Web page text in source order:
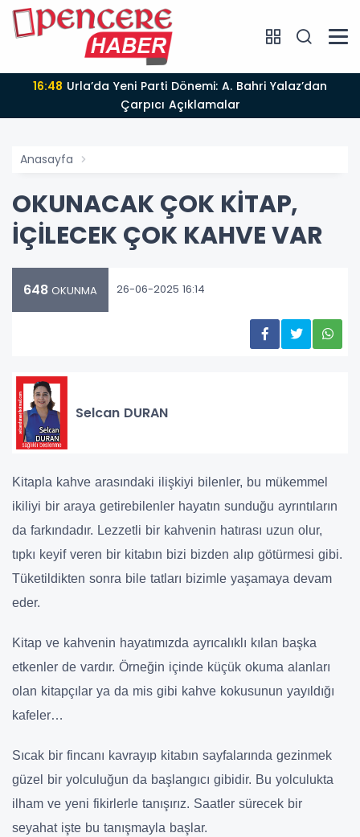
16:48
Çarpıcı Açıklamalar
Anasayfa
OKUNACAK ÇOK KİTAP,
İÇİLECEK ÇOK KAHVE VAR
648 OKUNMA 26-06-2025 16:14
Selcan DURAN
Kitapla kahve arasındaki ilişkiyi bilenler, bu mükemmel
ikiliyi bir araya getirebilenler hayatın sunduğu ayrıntıların
da farkındadır. Lezzetli bir kahvenin hatırası uzun olur,
tıpkı keyif veren bir kitabın bizi bizden alıp götürmesi gibi.
Tüketildikten sonra bile tatları bizimle yaşamaya devam
eder.
Kitap ve kahvenin hayatımızda ayrıcalıklı kılan başka
etkenler de vardır. Örneğin içinde küçük okuma alanları
olan kitapçılar ya da mis gibi kahve kokusunun yayıldığı
kafeler…
Sıcak bir fincanı kavrayıp kitabın sayfalarında gezinmek
güzel bir yolculuğun da başlangıcı gibidir. Bu yolculukta
ilham ve yeni fikirlerle tanışırız. Saatler sürecek bir
seyahat işte bu tanışmayla başlar.